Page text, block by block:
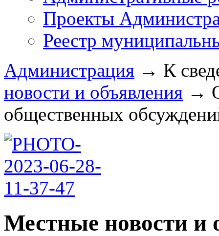
Проекты
Реестр
Администрация → К
новости и объявления →
общественных
Местные новости и